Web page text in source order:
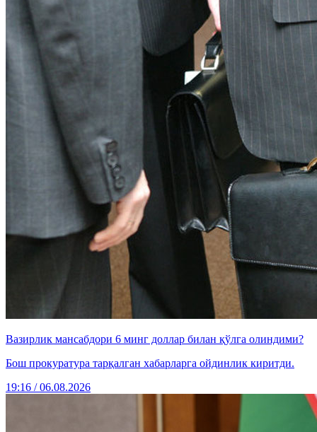
Вазирлик мансабдори 6 минг доллар билан қўлга олиндими?
Бош прокуратура тарқалган хабарларга ойдинлик киритди.
19:16 / 06.08.2026